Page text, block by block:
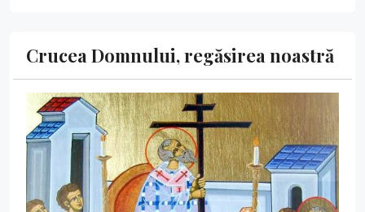
Crucea Domnului, regăsirea noastră